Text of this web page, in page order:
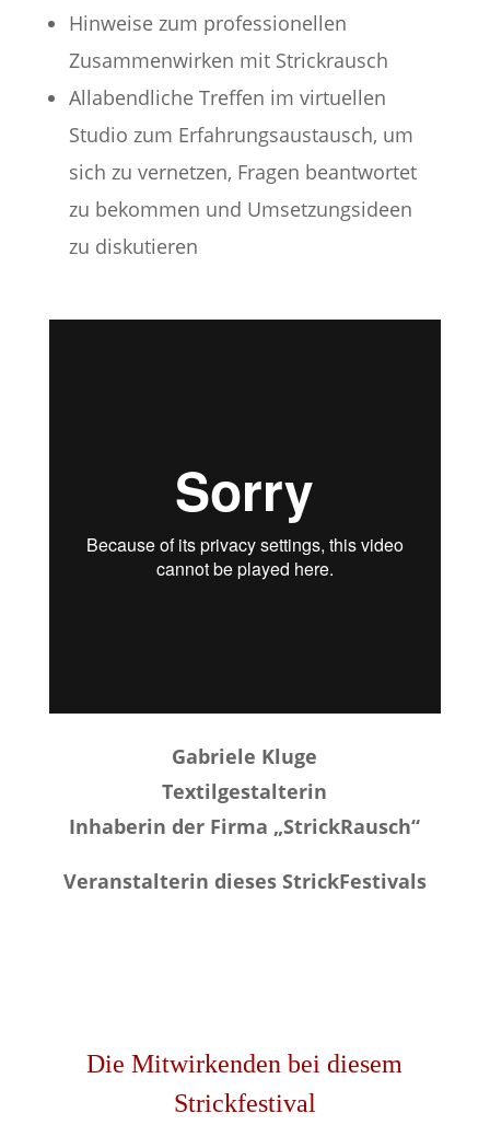
Hinweise zum professionellen
Zusammenwirken mit Strickrausch
Allabendliche Treffen im virtuellen
Studio zum Erfahrungsaustausch, um
sich zu vernetzen, Fragen beantwortet
zu bekommen und Umsetzungsideen
zu diskutieren
Gabriele Kluge
Textilgestalterin
Inhaberin der Firma „StrickRausch“
Veranstalterin dieses StrickFestivals
Die Mitwirkenden bei diesem
Strickfestival